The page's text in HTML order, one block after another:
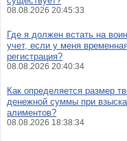
08.08.2026 20:45:33
Где я должен встать на
учет, если у меня
регистрация?
08.08.2026 20:40:34
Как определяется размер
денежной суммы при
алиментов?
08.08.2026 18:38:34